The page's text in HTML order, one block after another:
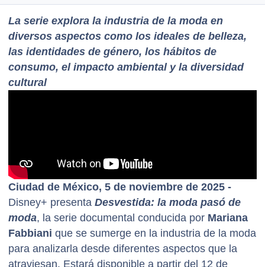
La serie explora la industria de la moda en
diversos aspectos como los ideales de belleza,
las identidades de género, los hábitos de
consumo, el impacto ambiental y la diversidad
cultural
Ciudad de México, 5 de noviembre de 2025 -
Disney+ presenta Desvestida: la moda pasó de
moda, la serie documental conducida por Mariana
Fabbiani que se sumerge en la industria de la moda
para analizarla desde diferentes aspectos que la
atraviesan. Estará disponible a partir del 12 de